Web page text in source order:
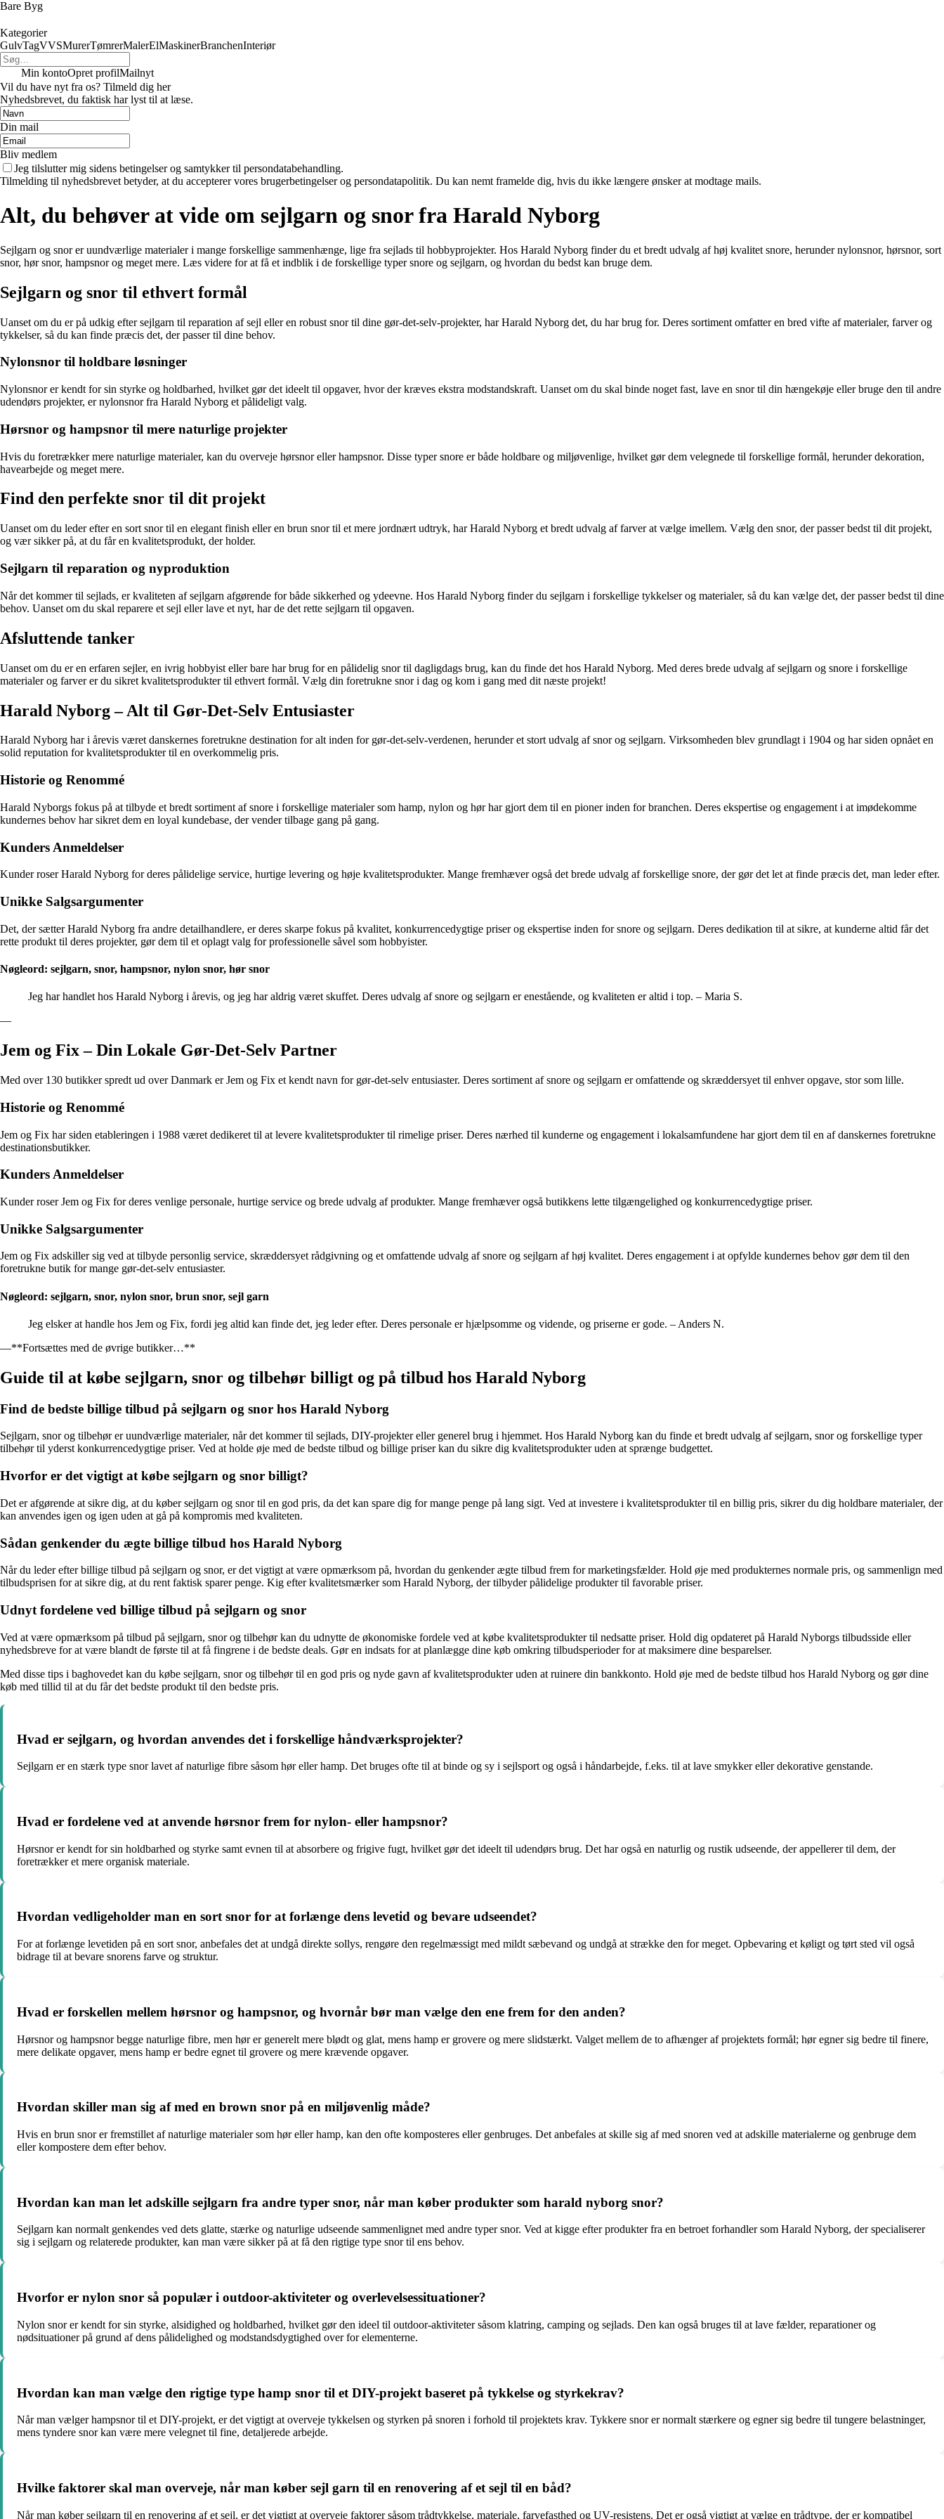
Bare Byg
Kategorier
GulvTagVVSMurerTømrerMalerElMaskinerBranchenInteriør
Min kontoOpret profilMailnyt
Vil du have nyt fra os? Tilmeld dig her
Nyhedsbrevet, du faktisk har lyst til at læse.
Din mail
Bliv medlem
Jeg tilslutter mig sidens betingelser og samtykker til persondatabehandling.
Tilmelding til nyhedsbrevet betyder, at du accepterer vores brugerbetingelser og persondatapolitik. Du kan nemt framelde dig, hvis du ikke længere ønsker at modtage mails.
Alt, du behøver at vide om sejlgarn og snor fra Harald Nyborg
Sejlgarn og snor er uundværlige materialer i mange forskellige sammenhænge, lige fra sejlads til hobbyprojekter. Hos Harald Nyborg finder du et bredt udvalg af høj kvalitet snore, herunder nylonsnor, hørsnor, sort
snor, hør snor, hampsnor og meget mere. Læs videre for at få et indblik i de forskellige typer snore og sejlgarn, og hvordan du bedst kan bruge dem.
Sejlgarn og snor til ethvert formål
Uanset om du er på udkig efter sejlgarn til reparation af sejl eller en robust snor til dine gør-det-selv-projekter, har Harald Nyborg det, du har brug for. Deres sortiment omfatter en bred vifte af materialer, farver og
tykkelser, så du kan finde præcis det, der passer til dine behov.
Nylonsnor til holdbare løsninger
Nylonsnor er kendt for sin styrke og holdbarhed, hvilket gør det ideelt til opgaver, hvor der kræves ekstra modstandskraft. Uanset om du skal binde noget fast, lave en snor til din hængekøje eller bruge den til andre
udendørs projekter, er nylonsnor fra Harald Nyborg et pålideligt valg.
Hørsnor og hampsnor til mere naturlige projekter
Hvis du foretrækker mere naturlige materialer, kan du overveje hørsnor eller hampsnor. Disse typer snore er både holdbare og miljøvenlige, hvilket gør dem velegnede til forskellige formål, herunder dekoration,
havearbejde og meget mere.
Find den perfekte snor til dit projekt
Uanset om du leder efter en sort snor til en elegant finish eller en brun snor til et mere jordnært udtryk, har Harald Nyborg et bredt udvalg af farver at vælge imellem. Vælg den snor, der passer bedst til dit projekt,
og vær sikker på, at du får en kvalitetsprodukt, der holder.
Sejlgarn til reparation og nyproduktion
Når det kommer til sejlads, er kvaliteten af sejlgarn afgørende for både sikkerhed og ydeevne. Hos Harald Nyborg finder du sejlgarn i forskellige tykkelser og materialer, så du kan vælge det, der passer bedst til dine
behov. Uanset om du skal reparere et sejl eller lave et nyt, har de det rette sejlgarn til opgaven.
Afsluttende tanker
Uanset om du er en erfaren sejler, en ivrig hobbyist eller bare har brug for en pålidelig snor til dagligdags brug, kan du finde det hos Harald Nyborg. Med deres brede udvalg af sejlgarn og snore i forskellige
materialer og farver er du sikret kvalitetsprodukter til ethvert formål. Vælg din foretrukne snor i dag og kom i gang med dit næste projekt!
Harald Nyborg – Alt til Gør-Det-Selv Entusiaster
Harald Nyborg har i årevis været danskernes foretrukne destination for alt inden for gør-det-selv-verdenen, herunder et stort udvalg af snor og sejlgarn. Virksomheden blev grundlagt i 1904 og har siden opnået en
solid reputation for kvalitetsprodukter til en overkommelig pris.
Historie og Renommé
Harald Nyborgs fokus på at tilbyde et bredt sortiment af snore i forskellige materialer som hamp, nylon og hør har gjort dem til en pioner inden for branchen. Deres ekspertise og engagement i at imødekomme
kundernes behov har sikret dem en loyal kundebase, der vender tilbage gang på gang.
Kunders Anmeldelser
Kunder roser Harald Nyborg for deres pålidelige service, hurtige levering og høje kvalitetsprodukter. Mange fremhæver også det brede udvalg af forskellige snore, der gør det let at finde præcis det, man leder efter.
Unikke Salgsargumenter
Det, der sætter Harald Nyborg fra andre detailhandlere, er deres skarpe fokus på kvalitet, konkurrencedygtige priser og ekspertise inden for snore og sejlgarn. Deres dedikation til at sikre, at kunderne altid får det
rette produkt til deres projekter, gør dem til et oplagt valg for professionelle såvel som hobbyister.
Nøgleord: sejlgarn, snor, hampsnor, nylon snor, hør snor
Jeg har handlet hos Harald Nyborg i årevis, og jeg har aldrig været skuffet. Deres udvalg af snore og sejlgarn er enestående, og kvaliteten er altid i top. – Maria S.
—
Jem og Fix – Din Lokale Gør-Det-Selv Partner
Med over 130 butikker spredt ud over Danmark er Jem og Fix et kendt navn for gør-det-selv entusiaster. Deres sortiment af snore og sejlgarn er omfattende og skræddersyet til enhver opgave, stor som lille.
Historie og Renommé
Jem og Fix har siden etableringen i 1988 været dedikeret til at levere kvalitetsprodukter til rimelige priser. Deres nærhed til kunderne og engagement i lokalsamfundene har gjort dem til en af danskernes foretrukne
destinationsbutikker.
Kunders Anmeldelser
Kunder roser Jem og Fix for deres venlige personale, hurtige service og brede udvalg af produkter. Mange fremhæver også butikkens lette tilgængelighed og konkurrencedygtige priser.
Unikke Salgsargumenter
Jem og Fix adskiller sig ved at tilbyde personlig service, skræddersyet rådgivning og et omfattende udvalg af snore og sejlgarn af høj kvalitet. Deres engagement i at opfylde kundernes behov gør dem til den
foretrukne butik for mange gør-det-selv entusiaster.
Nøgleord: sejlgarn, snor, nylon snor, brun snor, sejl garn
Jeg elsker at handle hos Jem og Fix, fordi jeg altid kan finde det, jeg leder efter. Deres personale er hjælpsomme og vidende, og priserne er gode. – Anders N.
—**Fortsættes med de øvrige butikker…**
Guide til at købe sejlgarn, snor og tilbehør billigt og på tilbud hos Harald Nyborg
Find de bedste billige tilbud på sejlgarn og snor hos Harald Nyborg
Sejlgarn, snor og tilbehør er uundværlige materialer, når det kommer til sejlads, DIY-projekter eller generel brug i hjemmet. Hos Harald Nyborg kan du finde et bredt udvalg af sejlgarn, snor og forskellige typer
tilbehør til yderst konkurrencedygtige priser. Ved at holde øje med de bedste tilbud og billige priser kan du sikre dig kvalitetsprodukter uden at sprænge budgettet.
Hvorfor er det vigtigt at købe sejlgarn og snor billigt?
Det er afgørende at sikre dig, at du køber sejlgarn og snor til en god pris, da det kan spare dig for mange penge på lang sigt. Ved at investere i kvalitetsprodukter til en billig pris, sikrer du dig holdbare materialer, der
kan anvendes igen og igen uden at gå på kompromis med kvaliteten.
Sådan genkender du ægte billige tilbud hos Harald Nyborg
Når du leder efter billige tilbud på sejlgarn og snor, er det vigtigt at være opmærksom på, hvordan du genkender ægte tilbud frem for marketingsfælder. Hold øje med produkternes normale pris, og sammenlign med
tilbudsprisen for at sikre dig, at du rent faktisk sparer penge. Kig efter kvalitetsmærker som Harald Nyborg, der tilbyder pålidelige produkter til favorable priser.
Udnyt fordelene ved billige tilbud på sejlgarn og snor
Ved at være opmærksom på tilbud på sejlgarn, snor og tilbehør kan du udnytte de økonomiske fordele ved at købe kvalitetsprodukter til nedsatte priser. Hold dig opdateret på Harald Nyborgs tilbudsside eller
nyhedsbreve for at være blandt de første til at få fingrene i de bedste deals. Gør en indsats for at planlægge dine køb omkring tilbudsperioder for at maksimere dine besparelser.
Med disse tips i baghovedet kan du købe sejlgarn, snor og tilbehør til en god pris og nyde gavn af kvalitetsprodukter uden at ruinere din bankkonto. Hold øje med de bedste tilbud hos Harald Nyborg og gør dine
køb med tillid til at du får det bedste produkt til den bedste pris.
Hvad er sejlgarn, og hvordan anvendes det i forskellige håndværksprojekter?
Sejlgarn er en stærk type snor lavet af naturlige fibre såsom hør eller hamp. Det bruges ofte til at binde og sy i sejlsport og også i håndarbejde, f.eks. til at lave smykker eller dekorative genstande.
Hvad er fordelene ved at anvende hørsnor frem for nylon- eller hampsnor?
Hørsnor er kendt for sin holdbarhed og styrke samt evnen til at absorbere og frigive fugt, hvilket gør det ideelt til udendørs brug. Det har også en naturlig og rustik udseende, der appellerer til dem, der
foretrækker et mere organisk materiale.
Hvordan vedligeholder man en sort snor for at forlænge dens levetid og bevare udseendet?
For at forlænge levetiden på en sort snor, anbefales det at undgå direkte sollys, rengøre den regelmæssigt med mildt sæbevand og undgå at strække den for meget. Opbevaring et køligt og tørt sted vil også
bidrage til at bevare snorens farve og struktur.
Hvad er forskellen mellem hørsnor og hampsnor, og hvornår bør man vælge den ene frem for den anden?
Hørsnor og hampsnor begge naturlige fibre, men hør er generelt mere blødt og glat, mens hamp er grovere og mere slidstærkt. Valget mellem de to afhænger af projektets formål; hør egner sig bedre til finere,
mere delikate opgaver, mens hamp er bedre egnet til grovere og mere krævende opgaver.
Hvordan skiller man sig af med en brown snor på en miljøvenlig måde?
Hvis en brun snor er fremstillet af naturlige materialer som hør eller hamp, kan den ofte komposteres eller genbruges. Det anbefales at skille sig af med snoren ved at adskille materialerne og genbruge dem
eller kompostere dem efter behov.
Hvordan kan man let adskille sejlgarn fra andre typer snor, når man køber produkter som harald nyborg snor?
Sejlgarn kan normalt genkendes ved dets glatte, stærke og naturlige udseende sammenlignet med andre typer snor. Ved at kigge efter produkter fra en betroet forhandler som Harald Nyborg, der specialiserer
sig i sejlgarn og relaterede produkter, kan man være sikker på at få den rigtige type snor til ens behov.
Hvorfor er nylon snor så populær i outdoor-aktiviteter og overlevelsessituationer?
Nylon snor er kendt for sin styrke, alsidighed og holdbarhed, hvilket gør den ideel til outdoor-aktiviteter såsom klatring, camping og sejlads. Den kan også bruges til at lave fælder, reparationer og
nødsituationer på grund af dens pålidelighed og modstandsdygtighed over for elementerne.
Hvordan kan man vælge den rigtige type hamp snor til et DIY-projekt baseret på tykkelse og styrkekrav?
Når man vælger hampsnor til et DIY-projekt, er det vigtigt at overveje tykkelsen og styrken på snoren i forhold til projektets krav. Tykkere snor er normalt stærkere og egner sig bedre til tungere belastninger,
mens tyndere snor kan være mere velegnet til fine, detaljerede arbejde.
Hvilke faktorer skal man overveje, når man køber sejl garn til en renovering af et sejl til en båd?
Når man køber sejlgarn til en renovering af et sejl, er det vigtigt at overveje faktorer såsom trådtykkelse, materiale, farvefasthed og UV-resistens. Det er også vigtigt at vælge en trådtype, der er kompatibel